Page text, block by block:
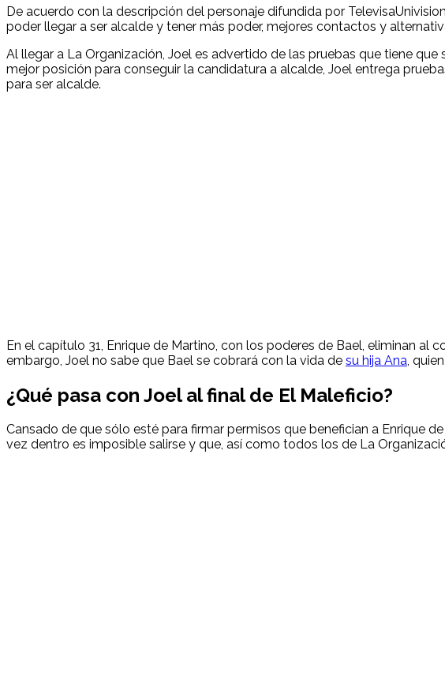
De acuerdo con la descripción del personaje difundida por
poder llegar a ser alcalde y tener más poder, mejores contactos y
Al llegar a La Organización, Joel es advertido de las pruebas que tiene
mejor posición para conseguir la candidatura a alcalde, Joel entrega
para ser alcalde.
En el capítulo 31, Enrique de Martino, con los poderes de Bael, eliminan
embargo, Joel no sabe que Bael se cobrará con la vida de su hija Ana ,
¿Qué pasa con Joel al final de El Maleficio?
Cansado de que sólo esté para firmar permisos que benefician a Enrique
vez dentro es imposible salirse y que, así como todos los de La